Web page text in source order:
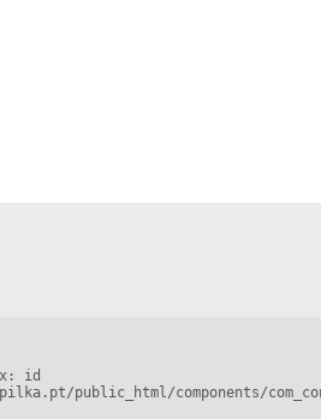
id
public_html/components/